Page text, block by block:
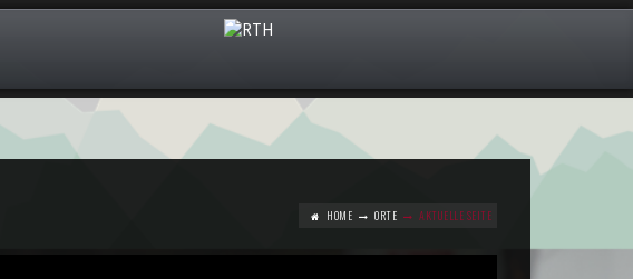
HOME ORTE AKTUELLE SEITE